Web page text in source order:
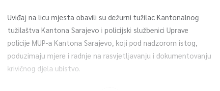
Uviđaj na licu mjesta obavili su dežurni tužilac Kantonalnog
tužilaštva Kantona Sarajevo i policijski službenici Uprave
policije MUP-a Kantona Sarajevo, koji pod nadzorom istog,
poduzimaju mjere i radnje na rasvjetljavanju i dokumentovanju
krivičnog djela ubistvo.